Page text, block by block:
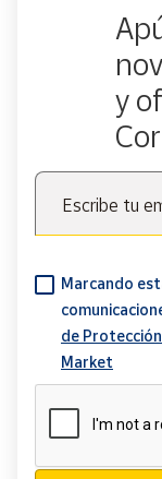
y
Escribe tu
Marcando
de
Market